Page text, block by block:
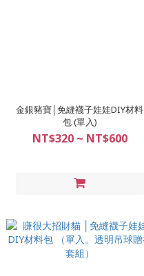
金銀豬寶│免縫襪子娃娃DIY材料
包 (單入)
NT$320 ~ NT$600